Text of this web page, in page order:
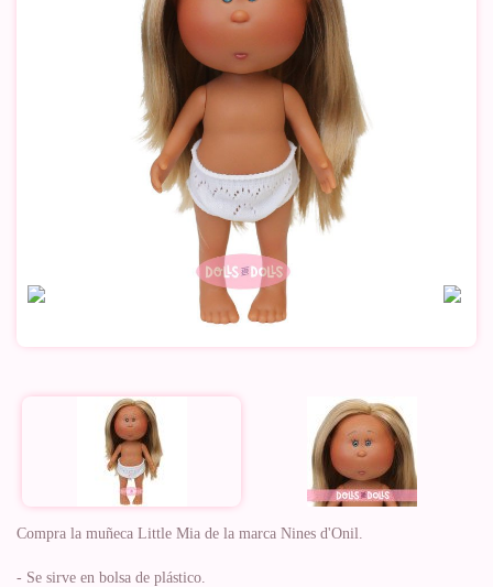
Compra la muñeca Little Mia de la marca Nines d'Onil.
- Se sirve en bolsa de plástico.